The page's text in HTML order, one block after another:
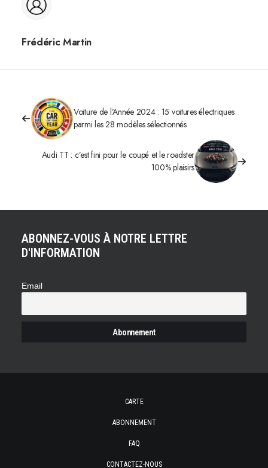
Frédéric Martin
Voiture de l’Année 2024 : 15 voitures électriques
parmi les 28 modèles sélectionnés
Audi TT : c’est fini pour le coupé et le roadster
100% plaisirs
ABONNEZ-VOUS À NOTRE LETTRE
D'INFORMATION
Email
CARTE
ABONNEMENT
FAQ
CONTACTEZ-NOUS